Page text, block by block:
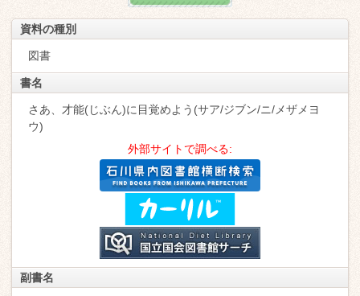
資料の種別
図書
書名
さあ、才能(じぶん)に目覚めよう(サア/ジブン/ニ/メザメヨ
ウ)
外部サイトで調べる:
副書名